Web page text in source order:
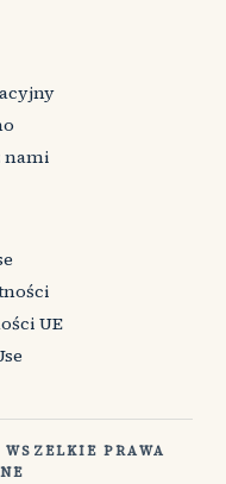
nami
UE
PRAWA